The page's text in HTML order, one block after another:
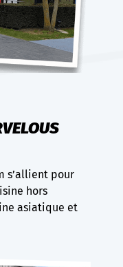
s’allient pour
hors
asiatique et